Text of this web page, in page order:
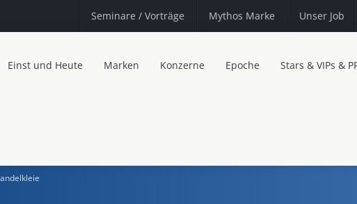
Seminare / Vorträge Mythos Marke Unser Job
Einst und Heute Marken Konzerne Epoche Stars & VIPs &